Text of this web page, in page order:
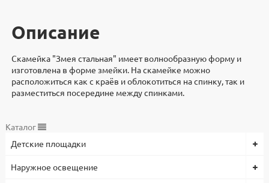
Описание
Скамейка "Змея стальная" имеет волнообразную форму и
изготовлена в форме змейки. На скамейке можно
расположиться как с краёв и облокотиться на спинку, так и
разместиться посередине между спинками.
Дополнительно
Скамейка "Змея стальная" разработали и изготавливают в
7000x7000.
Документы
Документы
3d модели для проектировщиков
Видеоинструкция
Характеристики
Высота, мм
Длина, мм
Каталог
Детские площадки
Наружное освещение